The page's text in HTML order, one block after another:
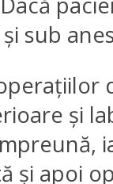
sub
și
și apoi